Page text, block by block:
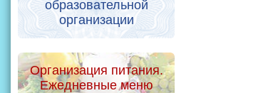
образовательной
организации
Организация питания.
Ежедневные меню